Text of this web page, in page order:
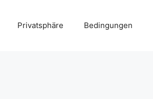
Privatsphäre Bedingungen